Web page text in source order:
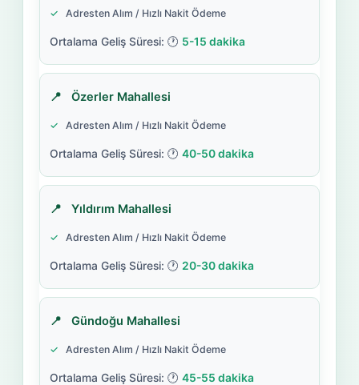
Adresten Alım / Hızlı Nakit Ödeme
5-15 dakika
Özerler Mahallesi
Adresten Alım / Hızlı Nakit Ödeme
40-50 dakika
Yıldırım Mahallesi
Adresten Alım / Hızlı Nakit Ödeme
20-30 dakika
Gündoğu Mahallesi
Adresten Alım / Hızlı Nakit Ödeme
45-55 dakika